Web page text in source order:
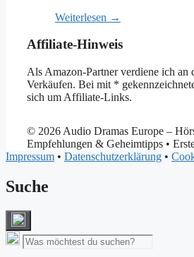
Weiterlesen →
Affiliate-Hinweis
Als Amazon-Partner verdiene ich an
Verkäufen. Bei mit *
sich um Affiliate-Links.
© 2026 Audio Dramas Europe –
Empfehlungen & Geheimtipps •
Impressum • Datenschutzerklärung •
Suche